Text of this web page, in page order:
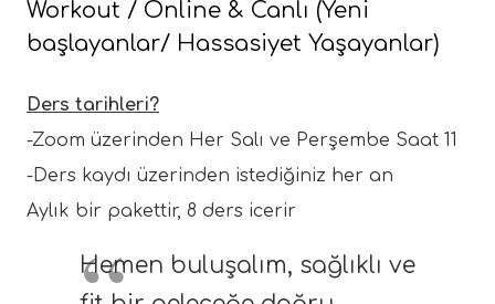
Workout / Online & Canlı (Yeni
başlayanlar/ Hassasiyet Yaşayanlar)
Ders tarihleri?
-Zoom üzerinden Her Salı ve Perşembe Saat 11
-Ders kaydı üzerinden istediğiniz her an
Aylık bir pakettir, 8 ders icerir
Hemen buluşalım, sağlıklı ve